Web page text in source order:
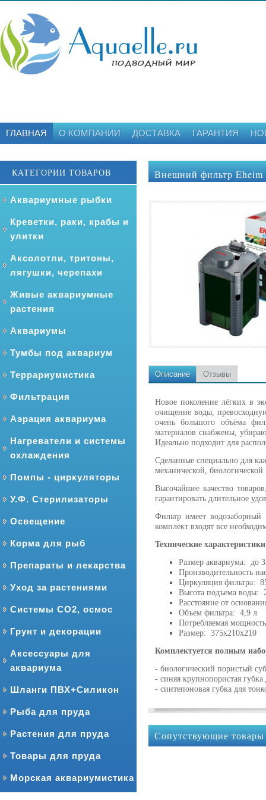
ГЛАВНАЯ О КОМПАНИИ ДОСТАВКА ГАРАНТИЯ
КАТЕГОРИИ ТОВАРОВ
Аквариумные рыбки
Креветки, раки, крабы и
улитки
Аксолотли, тритоны,
лягушки, черепахи
Живые аквариумные
растения
Аквариумы
Тумбы под аквариум
Террариумистика
Фильтрация
Аэрация аквариума
Нагреватели и системы
охлаждения
Помпы - циркуляторы
У.Ф. Стерилизаторы
Освещение
Корма для рыб
Препараты и лекарства
Уход за растениями
Системы CO2, осмос
Грунт и декорации
Аксессуары для
аквариума
Шланги ПВХ+Силикон
Рыба для пруда
Растения для пруда
Товары для пруда
Морская аквариумистика
Внешний фильтр Eheim
Описание Отзывы
Новое поколение лёгких в
очищение воды,
очень большого объёма
материалов снабжены,
Идеально подходит для
Сделанные специально для
механической,
Высочайшее качество
гарантировать длительное
Фильтр имеет
комплект входят все
Технические
Размер аквариума: до
Производительность
Циркуляция фильтра:
Высота подъема воды:
Расстояние от
Объем фильтра: 4,9 л
Потребляемая
Размер: 375х210х210
Комплектуется полным
- биологический пористый
- синяя крупнопористая
- синтепоновая губка для
Сопутствующие товары